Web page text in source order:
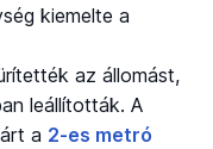
kiemelte a
az állomást,
leállították. A
a 2-es metró